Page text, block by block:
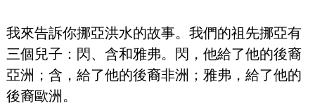
我來告訴你挪亞洪水的故事。我們的祖先挪亞有
三個兒子：閃、含和雅弗。閃，他給了他的後裔
亞洲；含，給了他的後裔非洲；雅弗，給了他的
後裔歐洲。